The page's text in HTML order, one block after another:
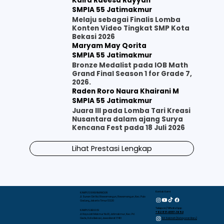
SMPIA 55 Jatimakmur
Melaju sebagai Finalis Lomba
Konten Video Tingkat SMP Kota
Bekasi 2026
Maryam May Qorita
SMPIA 55 Jatimakmur
Bronze Medalist pada IOB Math
Grand Final Season 1 for Grade 7,
2026.
Raden Roro Naura Khairani M
SMPIA 55 Jatimakmur
Juara III pada Lomba Tari Kreasi
Nusantara dalam ajang Surya
Kencana Fest pada 18 Juli 2026
Lihat Prestasi Lengkap
KAMPUS RAWAMANGUN
Jl. Sunan Giri No.1 Rawamangun, Rawamangun, Kec. Pulo
Gadung, Jakarta Timur 13220
KAMPUS BEKASI
Jl. Raya Jati Makmur No.10, Jatimakmur, Kec. Pd.
Gede, Kota Bekasi, Jawa Barat 17413
Kontak Kami
Telepon/WhatsApp
+62 817-0337-1952
RA Sakinah (Kebayoran Baru)